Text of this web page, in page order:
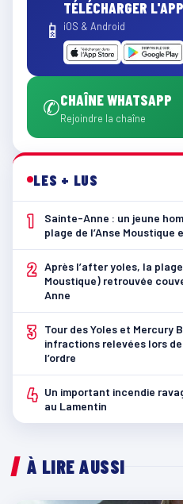
📱
TÉLÉCHARGER L'APP
iOS & Android
✆CHAÎNE WHATSAPP
Rejoindre la chaîne
LES + LUS
1
Sainte-Anne : un jeune
plage de l’Anse Moustique
2 Après l’after yoles, la
Moustique) retrouvée
Anne
3
Tour des Yoles et Mercury
infractions relevées lors
l’ordre
4 Un important incendie
au Lamentin
À LIRE AUSSI